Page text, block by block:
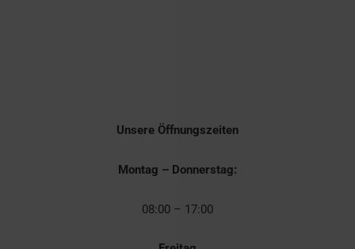
Unsere Öffnungszeiten
Montag – Donnerstag:
08:00 – 17:00